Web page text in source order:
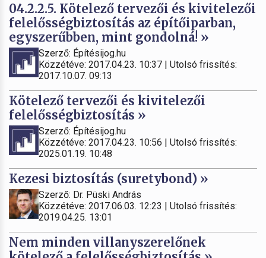
04.2.2.5. Kötelező tervezői és kivitelezői
felelősségbiztosítás az építőiparban,
egyszerűbben, mint gondolná! »
Szerző: Építésijog.hu
Közzétéve: 2017.04.23. 10:37 | Utolsó frissítés:
2017.10.07. 09:13
Kötelező tervezői és kivitelezői
felelősségbiztosítás »
Szerző: Építésijog.hu
Közzétéve: 2017.04.23. 10:56 | Utolsó frissítés:
2025.01.19. 10:48
Kezesi biztosítás (suretybond) »
Szerző: Dr. Püski András
Közzétéve: 2017.06.03. 12:23 | Utolsó frissítés:
2019.04.25. 13:01
Nem minden villanyszerelőnek